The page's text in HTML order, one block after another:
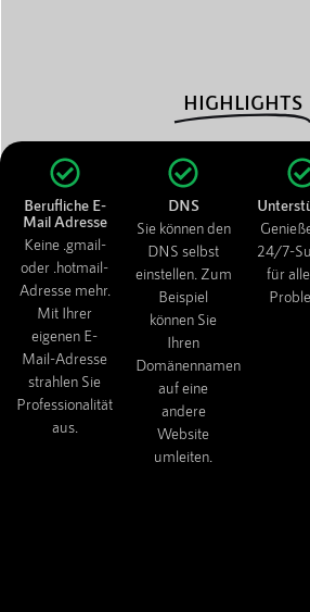
Berufliche E-
Mail Adresse
Keine .gmail-
oder .hotmail-
Adresse mehr.
Mit Ihrer
eigenen E-
Mail-Adresse
strahlen Sie
Professionalität
aus.
DNS
Sie können den
DNS selbst
einstellen. Zum
Beispiel
können Sie
Ihren
Domänennamen
auf eine
andere
Website
umleiten.
24/7-
für
HIGHLIGHTS